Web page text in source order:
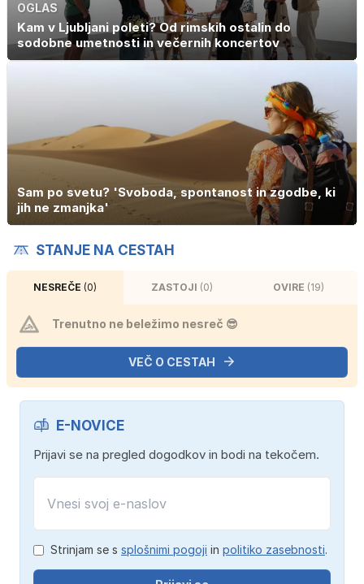
OGLAS
Kam v Ljubljani poleti? Od rimskih ostalin do
sodobne umetnosti in večernih koncertov
Sam po svetu? 'Svoboda, spontanost in zgodbe, ki
jih ne zmanjka'
STANJE NA CESTAH
NESREČE (0) ZASTOJI (0) OVIRE (19)
Trenutno ne beležimo nesreč 😎
VEČ O CESTAH
E-NOVICE
Prijavi se na pregled dogodkov in bodi na tekočem.
Strinjam se s splošnimi pogoji in politiko zasebnosti.